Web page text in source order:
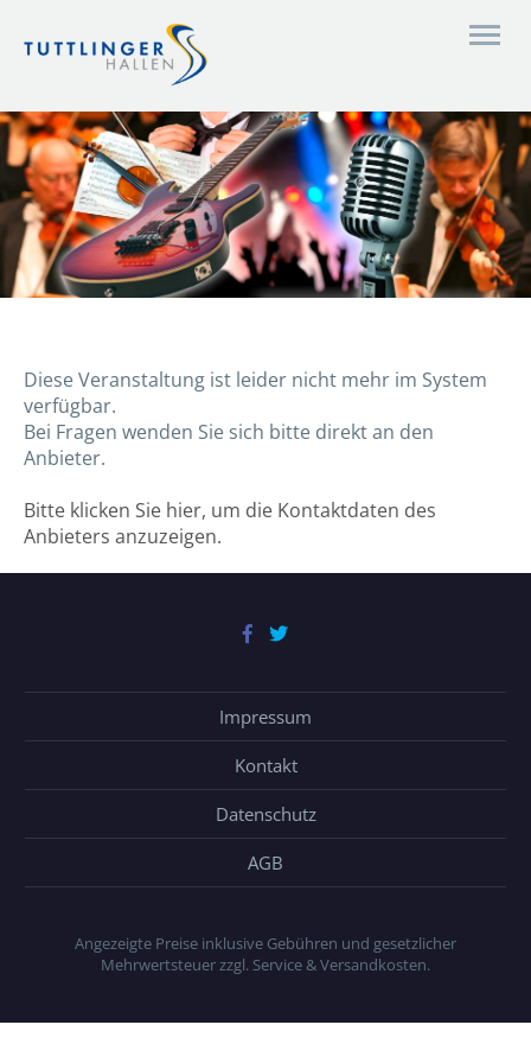
Diese Veranstaltung ist leider nicht mehr im System
verfügbar.
Bei Fragen wenden Sie sich bitte direkt an den
Anbieter.
Bitte klicken Sie hier, um die Kontaktdaten des
Anbieters anzuzeigen.
Impressum
Kontakt
Datenschutz
AGB
Angezeigte Preise inklusive Gebühren und gesetzlicher
Mehrwertsteuer zzgl. Service & Versandkosten.